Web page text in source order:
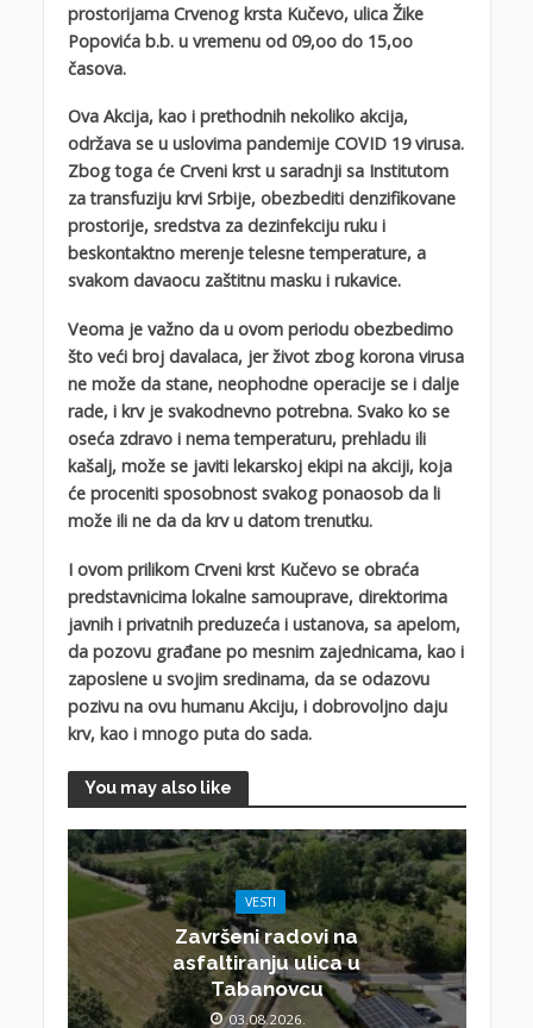
prostorijama Crvenog krsta Kučevo, ulica Žike
Popovića b.b. u vremenu od 09,oo do 15,oo
časova.
Ova Akcija, kao i prethodnih nekoliko akcija,
održava se u uslovima pandemije COVID 19 virusa.
Zbog toga će Crveni krst u saradnji sa Institutom
za transfuziju krvi Srbije, obezbediti denzifikovane
prostorije, sredstva za dezinfekciju ruku i
beskontaktno merenje telesne temperature, a
svakom davaocu zaštitnu masku i rukavice.
Veoma je važno da u ovom periodu obezbedimo
što veći broj davalaca, jer život zbog korona virusa
ne može da stane, neophodne operacije se i dalje
rade, i krv je svakodnevno potrebna. Svako ko se
oseća zdravo i nema temperaturu, prehladu ili
kašalj, može se javiti lekarskoj ekipi na akciji, koja
će proceniti sposobnost svakog ponaosob da li
može ili ne da da krv u datom trenutku.
I ovom prilikom Crveni krst Kučevo se obraća
predstavnicima lokalne samouprave, direktorima
javnih i privatnih preduzeća i ustanova, sa apelom,
da pozovu građane po mesnim zajednicama, kao i
zaposlene u svojim sredinama, da se odazovu
pozivu na ovu humanu Akciju, i dobrovoljno daju
krv, kao i mnogo puta do sada.
You may also like
VESTI
Završeni radovi na
asfaltiranju ulica u
Tabanovcu
03.08.2026.